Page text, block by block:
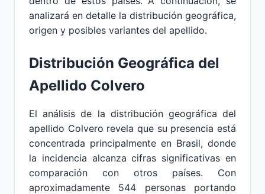
analizará en detalle la distribución geográfica,
origen y posibles variantes del apellido.
Distribución Geográfica del
Apellido Colvero
El análisis de la distribución geográfica del
apellido Colvero revela que su presencia está
concentrada principalmente en Brasil, donde
la incidencia alcanza cifras significativas en
comparación con otros países. Con
aproximadamente 544 personas portando